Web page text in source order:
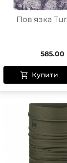
Чохли
Пов'язка
585.00
Купити